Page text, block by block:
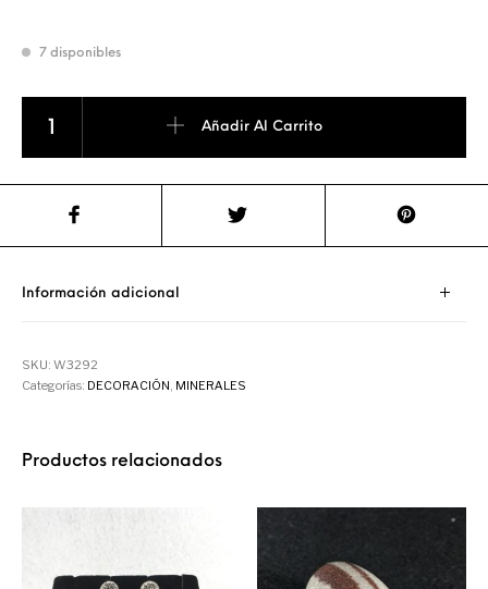
7 disponibles
Añadir Al Carrito
Información adicional
SKU:W3292
Categorías: DECORACIÓN, MINERALES
Productos relacionados